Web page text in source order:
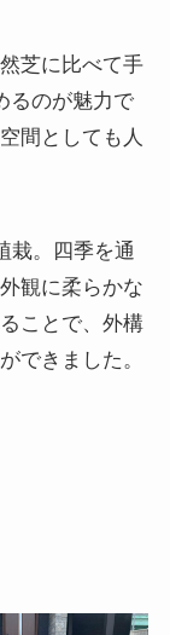
芝に比べて手
るのが魅力で
間としても人
栽。四季を通
観に柔らかな
ことで、外構
できました。